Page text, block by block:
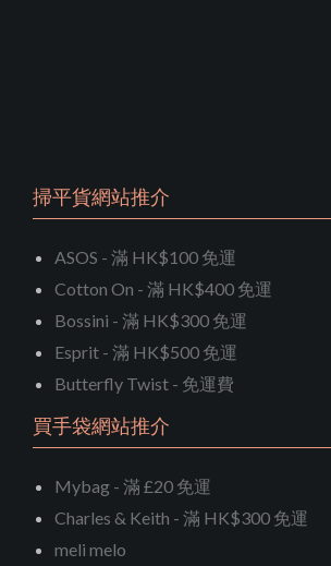
掃平貨網站推介
ASOS - 滿 HK$100 免運
Cotton On - 滿 HK$400 免運
Bossini - 滿 HK$300 免運
Esprit - 滿 HK$500 免運
Butterfly Twist - 免運費
買手袋網站推介
Mybag - 滿 £20 免運
Charles & Keith - 滿 HK$300 免運
meli melo